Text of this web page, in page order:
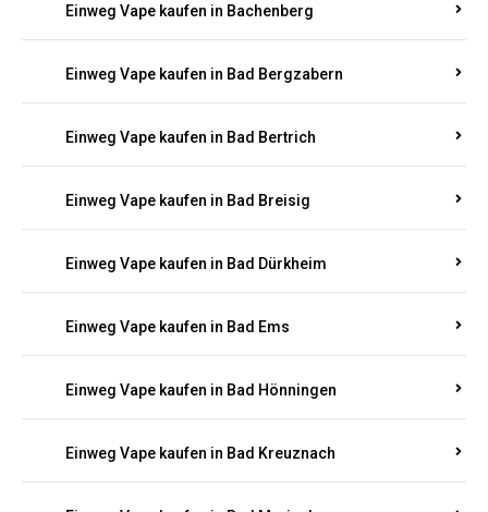
Einweg Vape kaufen in Bachenberg
Einweg Vape kaufen in Bad Bergzabern
Einweg Vape kaufen in Bad Bertrich
Einweg Vape kaufen in Bad Breisig
Einweg Vape kaufen in Bad Dürkheim
Einweg Vape kaufen in Bad Ems
Einweg Vape kaufen in Bad Hönningen
Einweg Vape kaufen in Bad Kreuznach